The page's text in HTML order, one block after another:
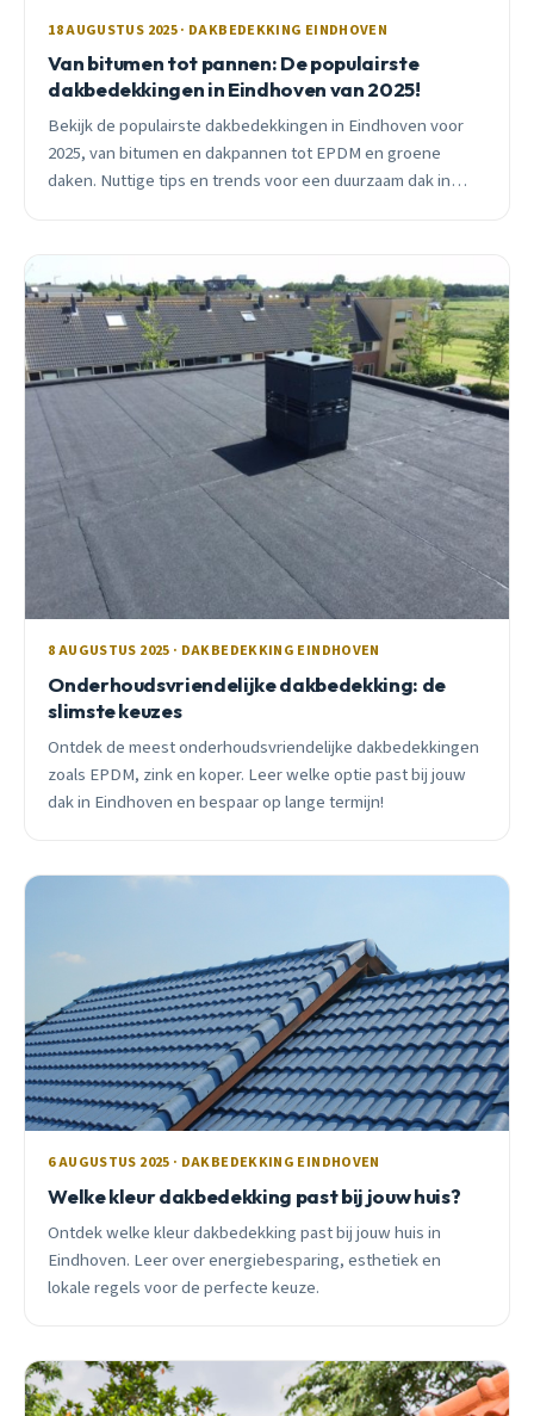
18 AUGUSTUS 2025 · DAKBEDEKKING EINDHOVEN
Van bitumen tot pannen: De populairste
dakbedekkingen in Eindhoven van 2025!
Bekijk de populairste dakbedekkingen in Eindhoven voor
2025, van bitumen en dakpannen tot EPDM en groene
daken. Nuttige tips en trends voor een duurzaam dak in
8 AUGUSTUS 2025 · DAKBEDEKKING EINDHOVEN
Onderhoudsvriendelijke dakbedekking: de
slimste keuzes
Ontdek de meest onderhoudsvriendelijke dakbedekkingen
zoals EPDM, zink en koper. Leer welke optie past bij jouw
dak in Eindhoven en bespaar op lange termijn!
6 AUGUSTUS 2025 · DAKBEDEKKING EINDHOVEN
Welke kleur dakbedekking past bij jouw huis?
Ontdek welke kleur dakbedekking past bij jouw huis in
Eindhoven. Leer over energiebesparing, esthetiek en
lokale regels voor de perfecte keuze.